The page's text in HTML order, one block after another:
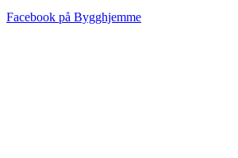
Facebook på Bygghjemme